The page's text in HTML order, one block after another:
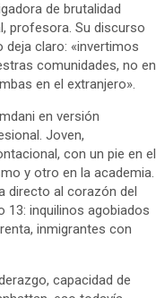
de brutalidad
profesora. Su discurso
deja claro: «invertimos
comunidades, no en
en el extranjero».
en versión
Joven,
con un pie en el
y otro en la academia.
directo al corazón del
13: inquilinos agobiados
inmigrantes con
capacidad de